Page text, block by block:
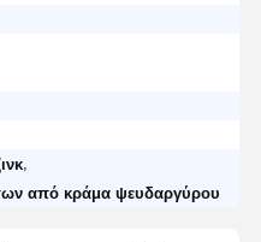
από κράμα ψευδαργύρου